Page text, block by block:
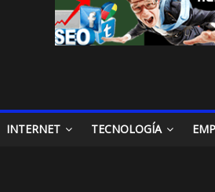
INTERNET TECNOLOGÍA